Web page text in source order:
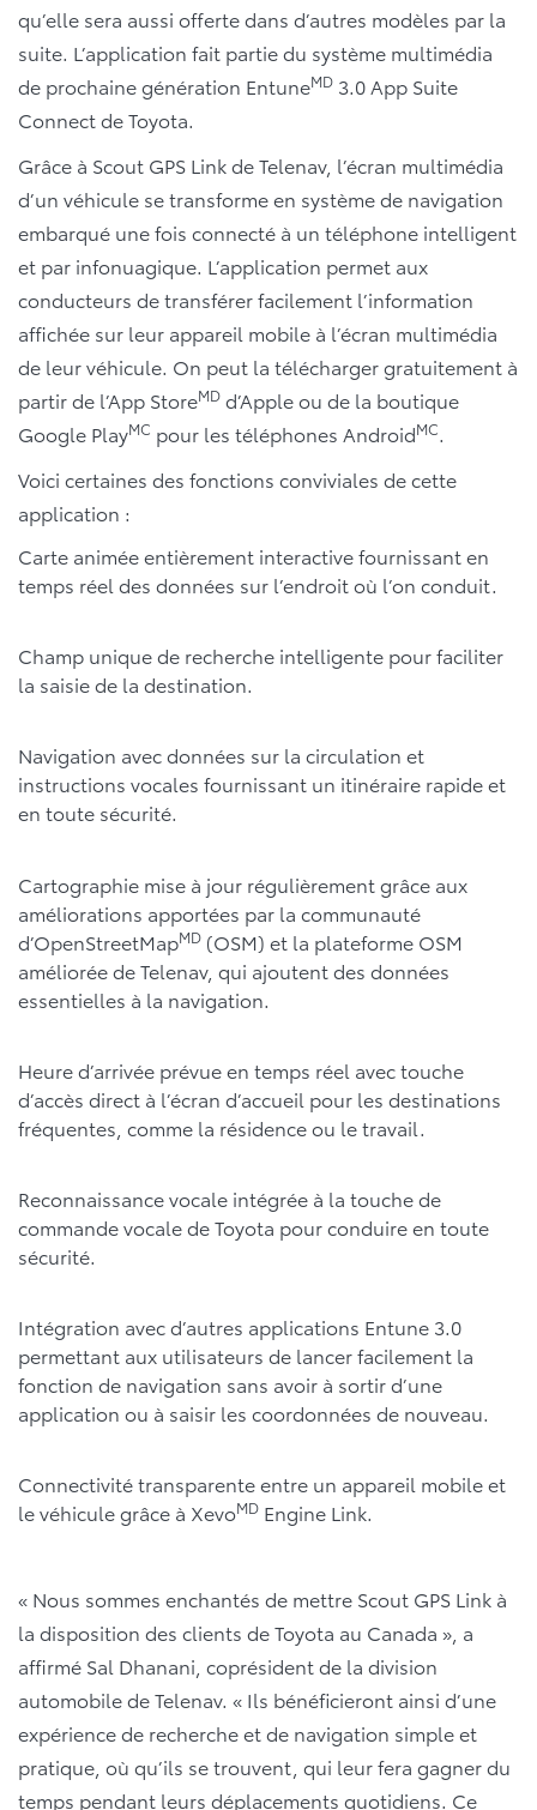
qu’elle sera aussi offerte dans d’autres modèles par la
suite. L’application fait partie du système multimédia
de prochaine génération EntuneMD 3.0 App Suite
Connect de Toyota.
Grâce à Scout GPS Link de Telenav, l’écran multimédia
d’un véhicule se transforme en système de navigation
embarqué une fois connecté à un téléphone intelligent
et par infonuagique. L’application permet aux
conducteurs de transférer facilement l’information
affichée sur leur appareil mobile à l’écran multimédia
de leur véhicule. On peut la télécharger gratuitement à
partir de l’App StoreMD d’Apple ou de la boutique
Google PlayMC pour les téléphones AndroidMC.
Voici certaines des fonctions conviviales de cette
application :
Carte animée entièrement interactive fournissant en
temps réel des données sur l’endroit où l’on conduit.
Champ unique de recherche intelligente pour faciliter
la saisie de la destination.
Navigation avec données sur la circulation et
instructions vocales fournissant un itinéraire rapide et
en toute sécurité.
Cartographie mise à jour régulièrement grâce aux
améliorations apportées par la communauté
d’OpenStreetMapMD (OSM) et la plateforme OSM
améliorée de Telenav, qui ajoutent des données
essentielles à la navigation.
Heure d’arrivée prévue en temps réel avec touche
d’accès direct à l’écran d’accueil pour les destinations
fréquentes, comme la résidence ou le travail.
Reconnaissance vocale intégrée à la touche de
commande vocale de Toyota pour conduire en toute
sécurité.
Intégration avec d’autres applications Entune 3.0
permettant aux utilisateurs de lancer facilement la
fonction de navigation sans avoir à sortir d’une
application ou à saisir les coordonnées de nouveau.
Connectivité transparente entre un appareil mobile et
le véhicule grâce à XevoMD Engine Link.
« Nous sommes enchantés de mettre Scout GPS Link à
la disposition des clients de Toyota au Canada », a
affirmé Sal Dhanani, coprésident de la division
automobile de Telenav. « Ils bénéficieront ainsi d’une
expérience de recherche et de navigation simple et
pratique, où qu’ils se trouvent, qui leur fera gagner du
temps pendant leurs déplacements quotidiens. Ce